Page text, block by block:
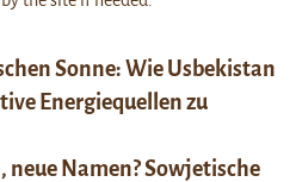
Sonne: Wie Usbekistan
Energiequellen zu
Namen? Sowjetische